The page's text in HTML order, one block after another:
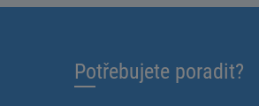
Potřebujete poradit?